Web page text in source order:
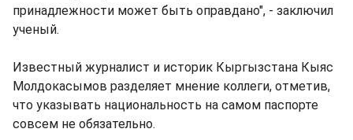
принадлежности может быть оправдано", - заключил
ученый.
Известный журналист и историк Кыргызстана Кыяс
Молдокасымов разделяет мнение коллеги, отметив,
что указывать национальность на самом паспорте
совсем не обязательно.